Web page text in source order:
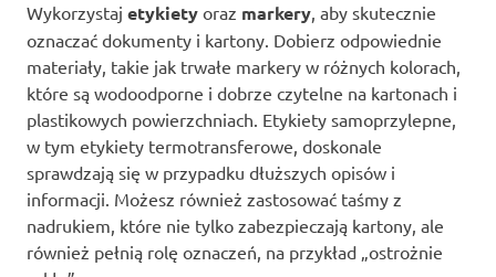
Wykorzystaj etykiety oraz markery , aby skutecznie
oznaczać dokumenty i kartony. Dobierz odpowiednie
materiały, takie jak trwałe markery w różnych kolorach,
które są wodoodporne i dobrze czytelne na kartonach i
plastikowych powierzchniach. Etykiety samoprzylepne,
w tym etykiety termotransferowe, doskonale
sprawdzają się w przypadku dłuższych opisów i
informacji. Możesz również zastosować taśmy z
nadrukiem, które nie tylko zabezpieczają kartony, ale
również pełnią rolę oznaczeń, na przykład „ostrożnie